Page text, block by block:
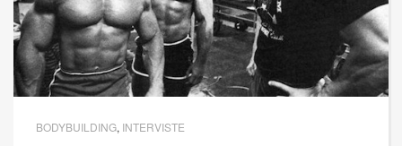
BODYBUILDING, INTERVISTE